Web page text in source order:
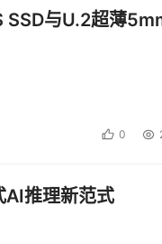
SSD与U.2超薄
0
AI推理新范式